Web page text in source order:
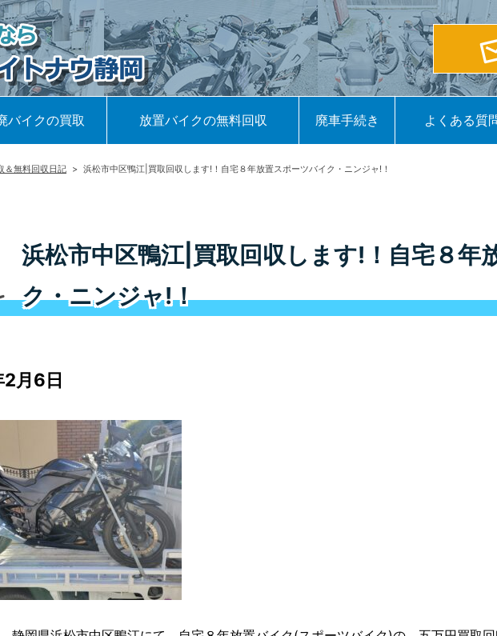
バイクの買取 放置バイクの無料回収 廃車手続き よくある質
＆無料回収日記 > 浜松市中区鴨江|買取回収します!！自宅８年放置スポーツバイク・ニンジャ!！
浜松市中区鴨江|買取回収します!！自宅８年
ク・ニンジャ!！
月6日